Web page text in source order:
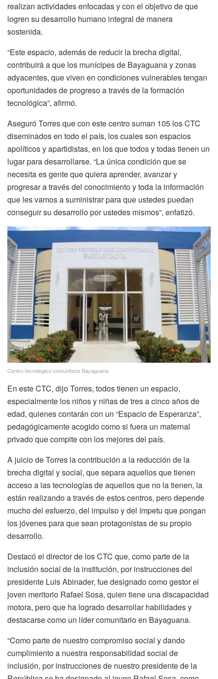
realizan actividades enfocadas y con el objetivo de que
logren su desarrollo humano integral de manera
sostenida.
“Este espacio, además de reducir la brecha digital,
contribuirá a que los munícipes de Bayaguana y zonas
adyacentes, que viven en condiciones vulnerables tengan
oportunidades de progreso a través de la formación
tecnológica”, afirmó.
Aseguró Torres que con este centro suman 105 los CTC
diseminados en todo el país, los cuales son espacios
apolíticos y apartidistas, en los que todos y todas tienen un
lugar para desarrollarse. “La única condición que se
necesita es gente que quiera aprender, avanzar y
progresar a través del conocimiento y toda la información
que les vamos a suministrar para que ustedes puedan
conseguir su desarrollo por ustedes mismos”, enfatizó.
Centro tecnologico comunitario Bayaguana
En este CTC, dijo Torres, todos tienen un espacio,
especialmente los niños y niñas de tres a cinco años de
edad, quienes contarán con un “Espacio de Esperanza”,
pedagógicamente acogido como si fuera un maternal
privado que compite con los mejores del país.
A juicio de Torres la contribución a la reducción de la
brecha digital y social, que separa aquellos que tienen
acceso a las tecnologías de aquellos que no la tienen, la
están realizando a través de estos centros, pero depende
mucho del esfuerzo, del impulso y del ímpetu que pongan
los jóvenes para que sean protagonistas de su propio
desarrollo.
Destacó el director de los CTC que, como parte de la
inclusión social de la institución, por instrucciones del
presidente Luis Abinader, fue designado como gestor el
joven meritorio Rafael Sosa, quien tiene una discapacidad
motora, pero que ha logrado desarrollar habilidades y
destacarse como un líder comunitario en Bayaguana.
“Como parte de nuestro compromiso social y dando
cumplimiento a nuestra responsabilidad social de
inclusión, por instrucciones de nuestro presidente de la